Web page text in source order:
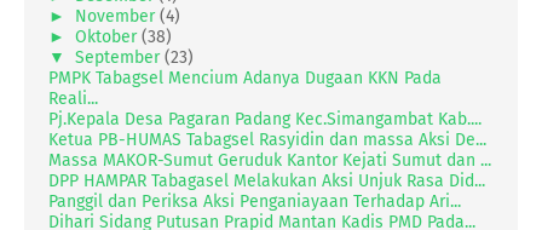
► November (4)
► Oktober (38)
▼
September (23)
PMPK Tabagsel Mencium Adanya Dugaan KKN Pada
Reali...
Pj.Kepala Desa Pagaran Padang Kec.Simangambat Kab....
Ketua PB-HUMAS Tabagsel Rasyidin dan massa Aksi De...
Massa MAKOR-Sumut Geruduk Kantor Kejati Sumut dan ...
DPP HAMPAR Tabagasel Melakukan Aksi Unjuk Rasa Did...
Panggil dan Periksa Aksi Penganiayaan Terhadap Ari...
Dihari Sidang Putusan Prapid Mantan Kadis PMD Pada...